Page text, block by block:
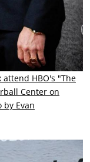
HBO's "The
Center on
by Evan